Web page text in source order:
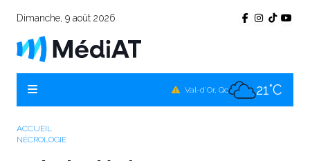
Dimanche, 9 août 2026
Val-d'Or, Qc 21°C
ACCUEIL
NÉCROLOGIE